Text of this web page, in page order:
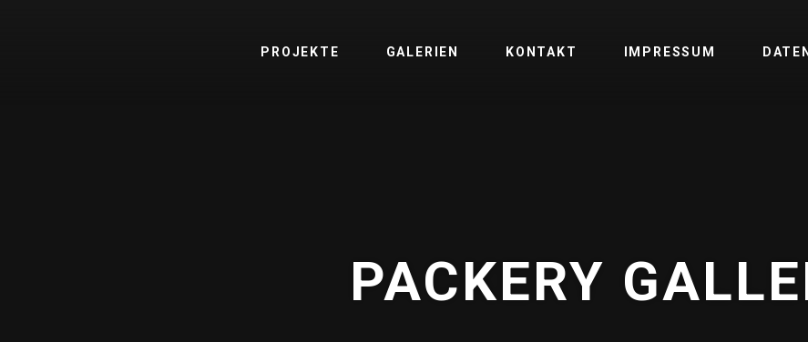
PROJEKTE GALERIEN KONTAKT IMPRESSUM
PACKERY